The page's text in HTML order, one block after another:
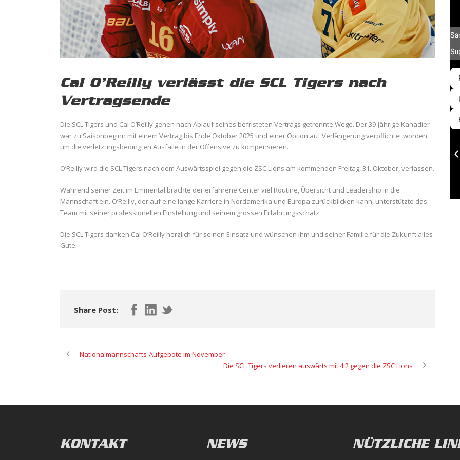
Cal O’Reilly verlässt die SCL Tigers nach
Vertragsende
Die SCL Tigers und Cal O’Reilly gehen nach Ablauf seines befristeten Vertrags getrennte Wege. Der 39-jährige Kanadier
war zu Saisonbeginn mit einem Vertrag bis Ende Oktober 2025 und einer Option auf Verlängerung verpflichtet worden,
um die verletzungsbedingten Ausfälle in der Offensive zu kompensieren.
O’Reilly wird die SCL Tigers nach dem Auswärtsspiel gegen die ZSC Lions am kommenden Freitag, 31. Oktober, verlassen.
Während seiner Zeit im Emmental brachte der erfahrene Center viel Routine, Übersicht und Leadership in die
Mannschaft ein. O’Reilly, der auf eine lange Karriere in Nordamerika und Europa zurückblicken kann, unterstützte das
Team mit seiner professionellen Einstellung und seinem grossen Erfahrungsschatz.
Die SCL Tigers danken Cal O’Reilly herzlich für seinen Einsatz und wünschen ihm und seiner Familie für die Zukunft alles
Gute.
Share Post:
Nationalmannschafts-Aufgebote im November
Die SCL Tigers verlieren auswärts mit 4:2 gegen die ZSC Lions
KONTAKT NEWS NÜTZLICHE